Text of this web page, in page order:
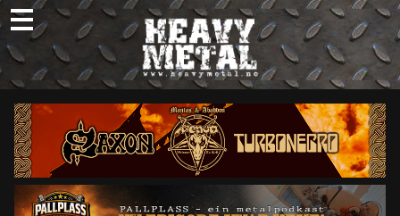
Skip
to
content
Nyheter
Omtaler
Intervjuer
Om oss